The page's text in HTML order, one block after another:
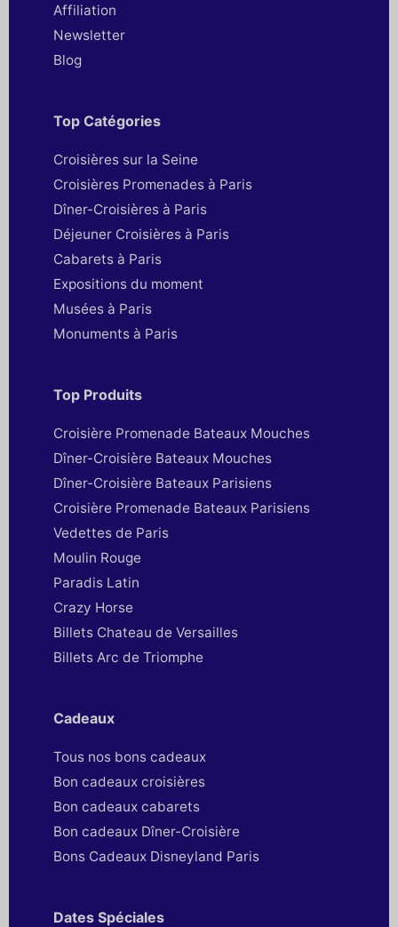
Affiliation
Newsletter
Blog
Top Catégories
Croisières sur la Seine
Croisières Promenades à Paris
Dîner-Croisières à Paris
Déjeuner Croisières à Paris
Cabarets à Paris
Expositions du moment
Musées à Paris
Monuments à Paris
Top Produits
Croisière Promenade Bateaux Mouches
Dîner-Croisière Bateaux Mouches
Dîner-Croisière Bateaux Parisiens
Croisière Promenade Bateaux Parisiens
Vedettes de Paris
Moulin Rouge
Paradis Latin
Crazy Horse
Billets Chateau de Versailles
Billets Arc de Triomphe
Cadeaux
Tous nos bons cadeaux
Bon cadeaux croisières
Bon cadeaux cabarets
Bon cadeaux Dîner-Croisière
Bons Cadeaux Disneyland Paris
Dates Spéciales